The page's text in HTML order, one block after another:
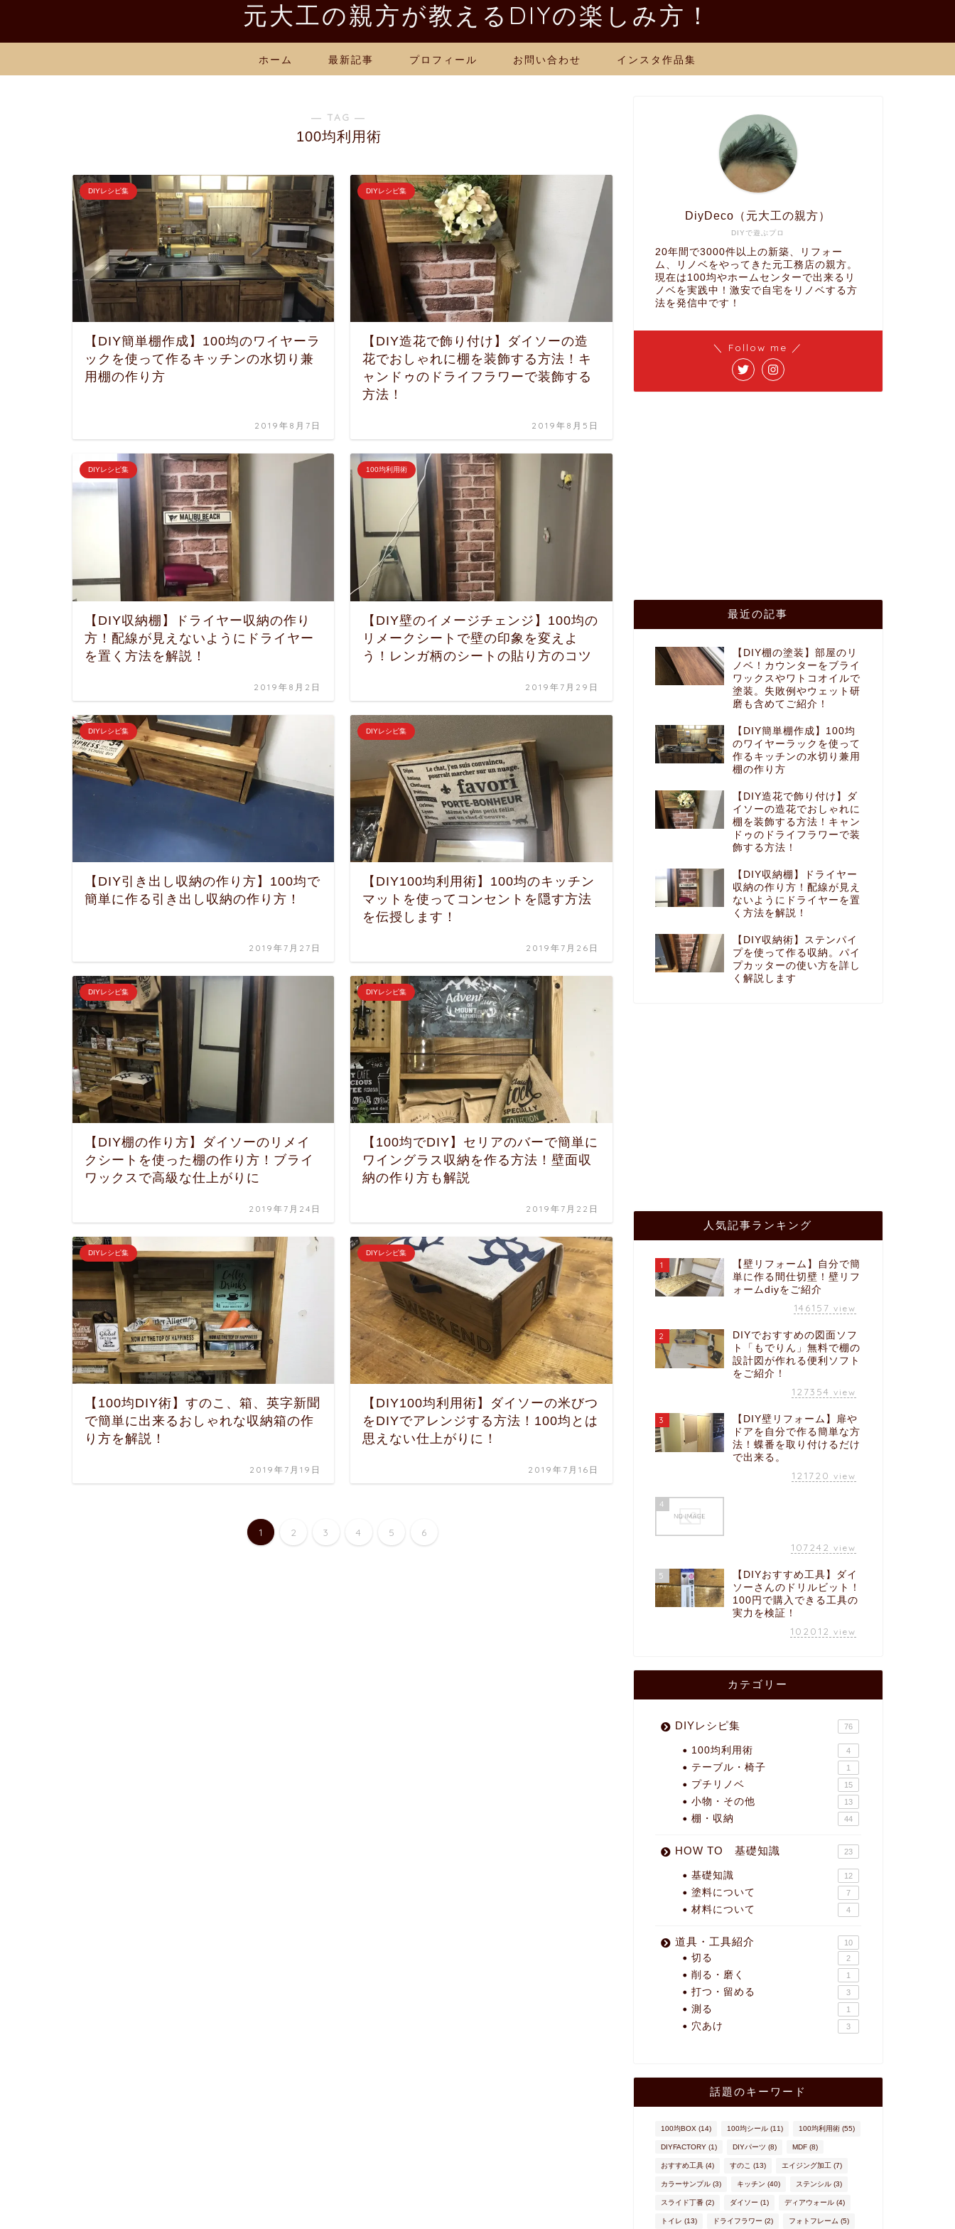
元大工の親方が教えるDIYの楽しみ方！
ホーム 最新記事 プロフィール お問い合わせ インスタ作品集
― TAG ―
100均利用術
DIYレシピ集
【DIY簡単棚作成】100均のワイヤーラ
ックを使って作るキッチンの水切り兼
用棚の作り方
2019年8月7日
DIYレシピ集
【DIY造花で飾り付け】ダイソーの造
花でおしゃれに棚を装飾する方法！キ
ャンドゥのドライフラワーで装飾する
方法！
2019年8月5日
DIYレシピ集
【DIY収納棚】ドライヤー収納の作り
方！配線が見えないようにドライヤー
を置く方法を解説！
2019年8月2日
100均利用術
【DIY壁のイメージチェンジ】100均の
リメークシートで壁の印象を変えよ
う！レンガ柄のシートの貼り方のコツ
2019年7月29日
DIYレシピ集
【DIY引き出し収納の作り方】100均で
簡単に作る引き出し収納の作り方！
2019年7月27日
DIYレシピ集
【DIY100均利用術】100均のキッチン
マットを使ってコンセントを隠す方法
を伝授します！
2019年7月26日
DIYレシピ集
【DIY棚の作り方】ダイソーのリメイ
クシートを使った棚の作り方！ブライ
ワックスで高級な仕上がりに
2019年7月24日
DIYレシピ集
【100均でDIY】セリアのバーで簡単に
ワイングラス収納を作る方法！壁面収
納の作り方も解説
2019年7月22日
DIYレシピ集
【100均DIY術】すのこ、箱、英字新聞
で簡単に出来るおしゃれな収納箱の作
り方を解説！
2019年7月19日
DIYレシピ集
【DIY100均利用術】ダイソーの米びつ
をDIYでアレンジする方法！100均とは
思えない仕上がりに！
2019年7月16日
1 2 3 4 5 6
DIYで遊ぶプロ
DiyDeco（元大工の親方）
20年間で3000件以上の新築、リフォー
ム、リノベをやってきた元工務店の親方。
現在は100均やホームセンターで出来るリ
ノベを実践中！激安で自宅をリノベする方
法を発信中です！
＼ Follow me ／
最近の記事
【DIY棚の塗装】部屋のリ
ノベ！カウンターをブライ
ワックスやワトコオイルで
塗装。失敗例やウェット研
磨も含めてご紹介！
【DIY簡単棚作成】100均
のワイヤーラックを使って
作るキッチンの水切り兼用
棚の作り方
【DIY造花で飾り付け】ダ
イソーの造花でおしゃれに
棚を装飾する方法！キャン
ドゥのドライフラワーで装
飾する方法！
【DIY収納棚】ドライヤー
収納の作り方！配線が見え
ないようにドライヤーを置
く方法を解説！
【DIY収納術】ステンパイ
プを使って作る収納。パイ
プカッターの使い方を詳し
く解説します
人気記事ランキング
1
【壁リフォーム】自分で簡
単に作る間仕切壁！壁リフ
ォームdiyをご紹介
146157 view
2
DIYでおすすめの図面ソフ
ト「もでりん」無料で棚の
設計図が作れる便利ソフト
をご紹介！
127354 view
3
【DIY壁リフォーム】扉や
ドアを自分で作る簡単な方
法！蝶番を取り付けるだけ
で出来る。
121720 view
4
107242 view
5
【DIYおすすめ工具】ダイ
ソーさんのドリルビット！
100円で購入できる工具の
実力を検証！
102012 view
カテゴリー
DIYレシピ集 76
100均利用術 4
テーブル・椅子 1
プチリノベ 15
小物・その他 13
棚・収納 44
HOW TO 基礎知識 23
基礎知識 12
塗料について 7
材料について 4
道具・工具紹介 10
切る 2
削る・磨く 1
打つ・留める 3
測る 1
穴あけ 3
話題のキーワード
100均BOX (14) 100均シール(11) 100均利用術(55)
DIYFACTORY(1) DIYパーツ (8) MDF(8)
おすすめ工具(4) すのこ (13) エイジング加工 (7)
カラーサンプル(3) キッチン (40) ステンシル(3)
スライド丁番(2) ダイソー (1) ディアウォール(4)
トイレ (13) ドライフラワー (2) フォトフレーム (5)